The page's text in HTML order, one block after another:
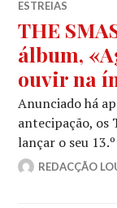
ESTREIAS
THE
álbum,
ouvir na
Anunciado há
antecipação, os
lançar o seu
REDACÇÃO